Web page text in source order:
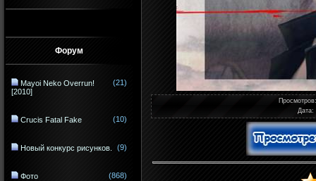
Форум
Mayoi Neko Overrun!
[2010]
(21)
Crucis Fatal Fake (10)
Новый конкурс рисунков. (9)
Фото (868)
Просмотров
Дата: